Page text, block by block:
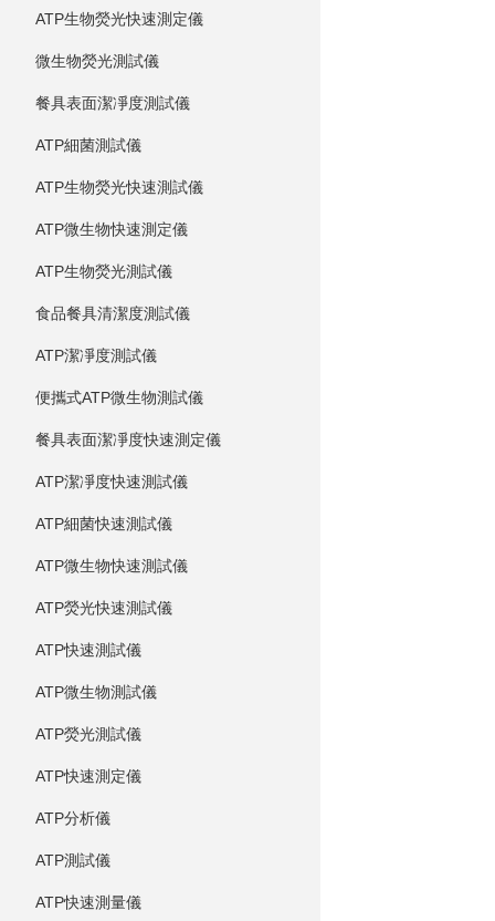
ATP生物熒光快速測定儀
微生物熒光測試儀
餐具表面潔凈度測試儀
ATP細菌測試儀
ATP生物熒光快速測試儀
ATP微生物快速測定儀
ATP生物熒光測試儀
食品餐具清潔度測試儀
ATP潔凈度測試儀
便攜式ATP微生物測試儀
餐具表面潔凈度快速測定儀
ATP潔凈度快速測試儀
ATP細菌快速測試儀
ATP微生物快速測試儀
ATP熒光快速測試儀
ATP快速測試儀
ATP微生物測試儀
ATP熒光測試儀
ATP快速測定儀
ATP分析儀
ATP測試儀
ATP快速測量儀